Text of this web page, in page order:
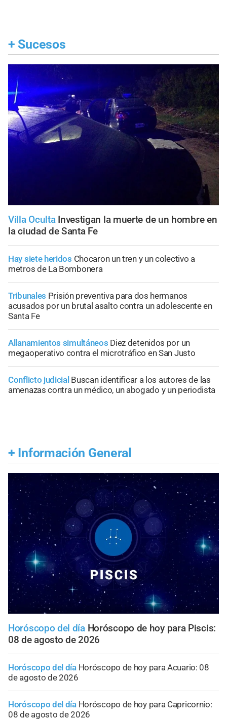
+ Sucesos
Villa Oculta Investigan la muerte de un hombre en
la ciudad de Santa Fe
Hay siete heridos Chocaron un tren y un colectivo a
metros de La Bombonera
Tribunales Prisión preventiva para dos hermanos
acusados por un brutal asalto contra un adolescente en
Santa Fe
Allanamientos simultáneos Diez detenidos por un
megaoperativo contra el microtráfico en San Justo
Conflicto judicial Buscan identificar a los autores de las
amenazas contra un médico, un abogado y un periodista
+ Información General
Horóscopo del día Horóscopo de hoy para Piscis:
08 de agosto de 2026
Horóscopo del día Horóscopo de hoy para Acuario: 08
de agosto de 2026
Horóscopo del día Horóscopo de hoy para Capricornio:
08 de agosto de 2026